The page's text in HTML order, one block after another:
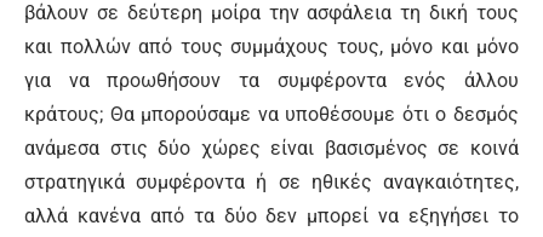
βάλουν σε δεύτερη μοίρα την ασφάλεια τη δική τους
και πολλών από τους συμμάχους τους, μόνο και μόνο
για να προωθήσουν τα συμφέροντα ενός άλλου
κράτους; Θα μπορούσαμε να υποθέσουμε ότι ο δεσμός
ανάμεσα στις δύο χώρες είναι βασισμένος σε κοινά
στρατηγικά συμφέροντα ή σε ηθικές αναγκαιότητες,
αλλά κανένα από τα δύο δεν μπορεί να εξηγήσει το